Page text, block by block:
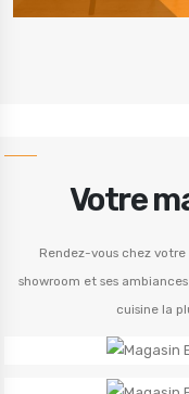
Votre
Rendez-vous chez votre
showroom et ses
cuisine la